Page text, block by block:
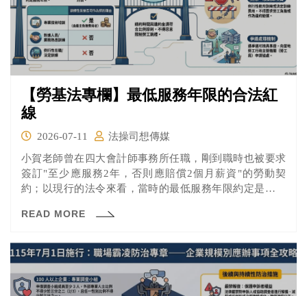
【勞基法專欄】最低服務年限的合法紅
線
2026-07-11
法操司想傳媒
小賀老師曾在四大會計師事務所任職，剛到職時也被要求
簽訂"至少應服務2年，否則應賠償2個月薪資"的勞動契
約；以現行的法令來看，當時的最低服務年限約定是有爭
READ MORE